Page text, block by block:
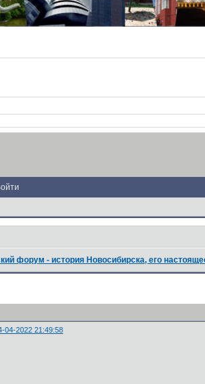
форум - история Новосибирска, его
04-2022 21:49:58